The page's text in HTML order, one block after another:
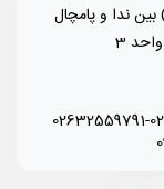
بین ندا و پامچال
3
02632559791-